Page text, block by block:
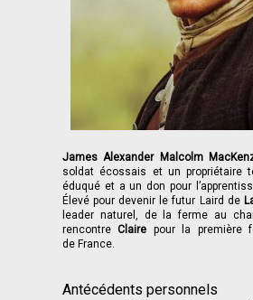
James Alexander Malcolm
soldat écossais et un propriétaire
éduqué et a un don pour
Élevé pour devenir le futur Laird de
leader naturel, de la ferme au
rencontreClaire pour la première
de France.
Antécédents personnels